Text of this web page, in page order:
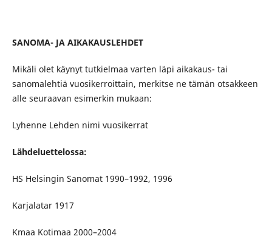
SANOMA- JA AIKAKAUSLEHDET
Mikäli olet käynyt tutkielmaa varten läpi aikakaus- tai
sanomalehtiä vuosikerroittain, merkitse ne tämän otsakkeen
alle seuraavan esimerkin mukaan:
Lyhenne Lehden nimi vuosikerrat
Lähdeluettelossa:
HS Helsingin Sanomat 1990–1992, 1996
Karjalatar 1917
Kmaa Kotimaa 2000–2004